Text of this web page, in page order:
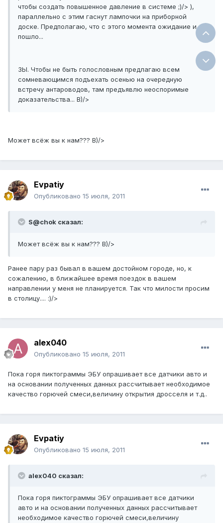
чтобы создать повышенное давление в системе ;)/> ),
параллельно с этим гаснут лампочки на приборной
доске. Предполагаю, что с этого момента ожидание и
пошло...
ЗЫ. Чтобы не быть голословным предлагаю всем
сомневающимся подъехать осенью на очередную
встречу антароводов, там предъявлю неоспоримые
доказательства... B)/>
Может всёж вы к нам??? B)/>
Evpatiy
Опубликовано 15 июля, 2011
S@chok сказал:
Может всёж вы к нам??? B)/>
Ранее пару раз бывал в вашем достойном городе, но, к
сожалению, в ближайшее время поездок в вашем
направлении у меня не планируется. Так что милости просим
в столицу.... :)/>
alex040
Опубликовано 15 июля, 2011
Пока горя пиктограммы ЭБУ опрашивает все датчики авто и
на основании полученных данных рассчитывает необходимое
качество горючей смеси,величину открытия дросселя и т.д..
Evpatiy
Опубликовано 15 июля, 2011
alex040 сказал:
Пока горя пиктограммы ЭБУ опрашивает все датчики
авто и на основании полученных данных рассчитывает
необходимое качество горючей смеси,величину